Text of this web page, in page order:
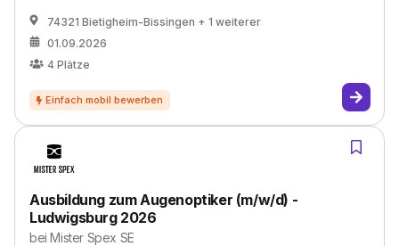
74321 Bietigheim-Bissingen + 1 weiterer
01.09.2026
4 Plätze
Ausbildung zum Augenoptiker (m/w/d) -
Ludwigsburg 2026
beiMister Spex SE